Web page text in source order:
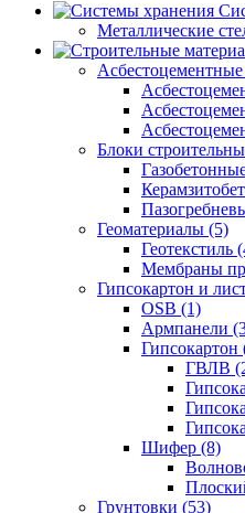
Металлические
Блоки
Геоматериалы (5)
Геотекстиль
Мембраны
Гипсокартон и
OSB (1)
Армпанели
Гипсокартон
ГВЛВ
Шифер (8)
Грунтовки (53)